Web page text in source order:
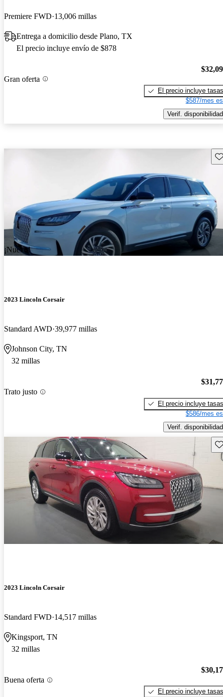
Premiere FWD 13,006 millas
Entrega a domicilio desde Plano, TX
El precio incluye envío de $878
Gran oferta
El precio incluye tasas
$587/mes
Verif. disponibilidad
¡Nuevo!
2023 Lincoln Corsair
Standard AWD 39,977 millas
Johnson City, TN
32 millas
Trato justo
El precio incluye tasas
$586/mes
Verif. disponibilidad
2023 Lincoln Corsair
Standard FWD 14,517 millas
Kingsport, TN
32 millas
Buena oferta
El precio incluye tasas